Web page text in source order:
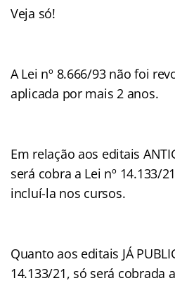
Veja só!
A Lei nº 8.666/93 não foi
aplicada por mais 2 anos.
Em relação aos editais
será cobra a Lei nº 14.133/
incluí-la nos cursos.
Quanto aos editais JÁ
14.133/21, só será cobrada